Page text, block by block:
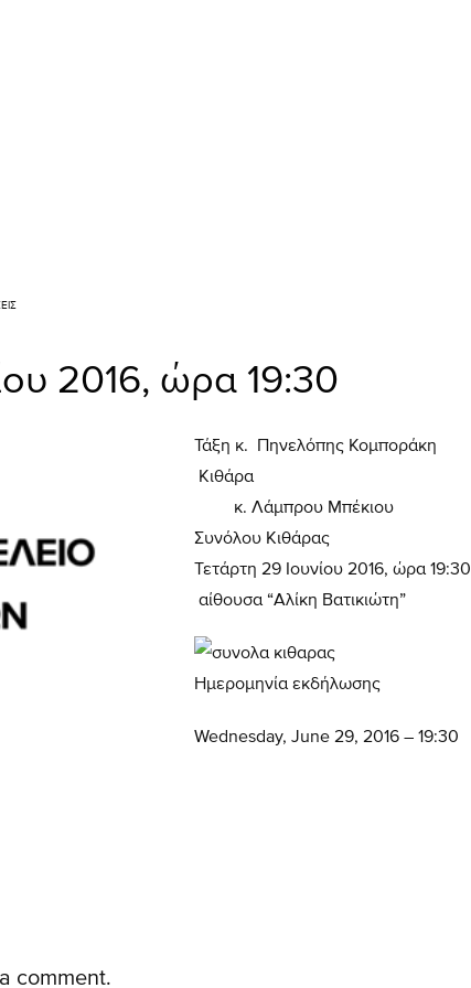
2016, ώρα 19:30
Τάξη κ. Πηνελόπης Κομποράκη
Κιθάρα
κ. Λάμπρου Μπέκιου
Συνόλου Κιθάρας
Τετάρτη 29 Ιουνίου 2016, ώρα 19:30
αίθουσα “Αλίκη Βατικιώτη”
Ημερομηνία εκδήλωσης
Wednesday, June 29, 2016 – 19:30
comment.